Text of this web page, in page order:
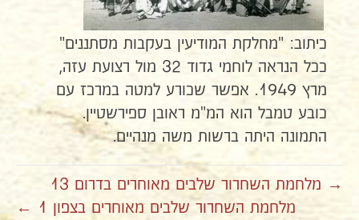
כיתוב: "מחלקת המודיעין בעקבות מסתננים"
ככל הנראה לוחמי גדוד 32 מול רצועת עזה,
מרץ 1949. אפשר שכורע למטה במרכז עם
כובע טמבל הוא המ"מ ראובן ספירשטיין.
התמונה היתה ברשות משה מנהיים.
→ מלחמת השחרור שלבים מאוחרים בדרום 13
מלחמת השחרור שלבים מאוחרים בצפון 1 ←